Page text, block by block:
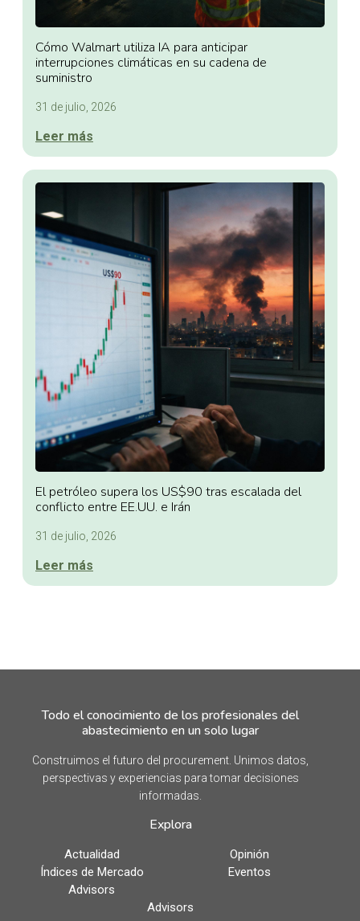
Cómo Walmart utiliza IA para anticipar
interrupciones climáticas en su cadena de
suministro
31 de julio, 2026
Leer más
El petróleo supera los US$90 tras escalada del
conflicto entre EE.UU. e Irán
31 de julio, 2026
Leer más
Todo el conocimiento de los profesionales del
abastecimiento en un solo lugar
Construimos el futuro del procurement. Unimos datos,
perspectivas y experiencias para tomar decisiones
informadas.
Explora
Actualidad
Opinión
Índices de Mercado
Eventos
Advisors
Advisors